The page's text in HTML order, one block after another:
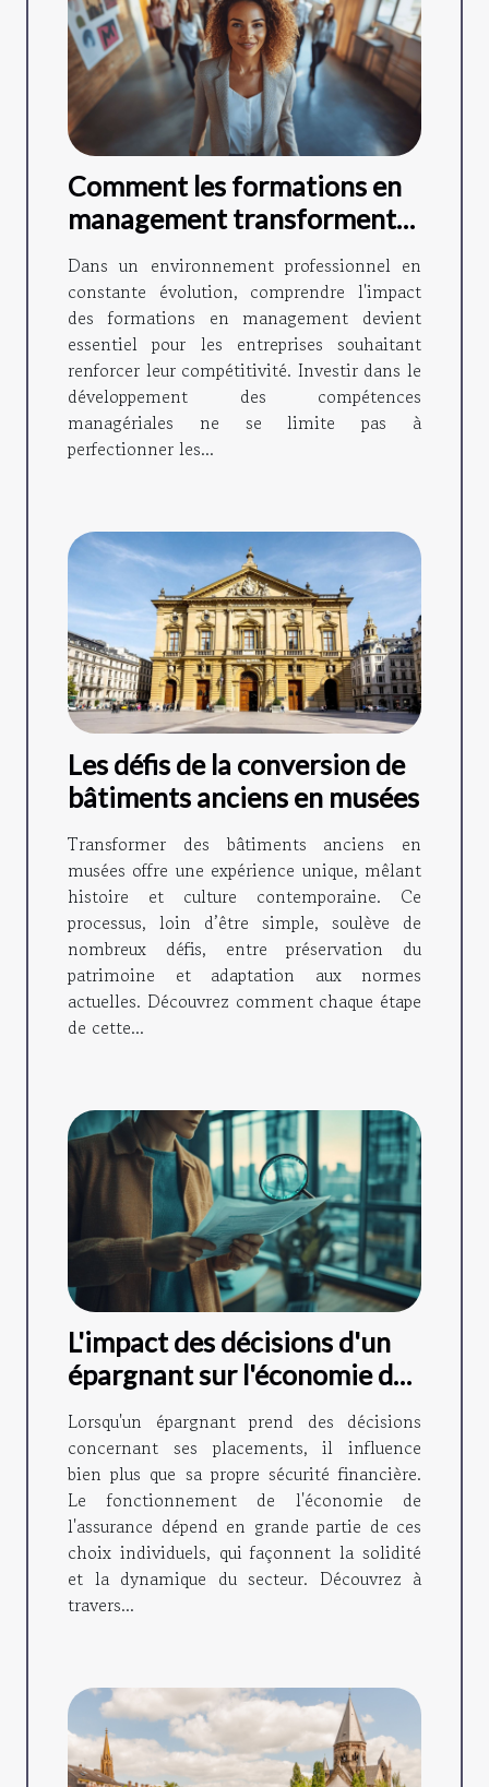
Comment les formations en
management transforment-
elles les entreprises ?
Dans un environnement professionnel en
constante évolution, comprendre l'impact
des formations en management devient
essentiel pour les entreprises souhaitant
renforcer leur compétitivité. Investir dans le
développement des compétences
managériales ne se limite pas à
perfectionner les...
Les défis de la conversion de
bâtiments anciens en musées
Transformer des bâtiments anciens en
musées offre une expérience unique, mêlant
histoire et culture contemporaine. Ce
processus, loin d’être simple, soulève de
nombreux défis, entre préservation du
patrimoine et adaptation aux normes
actuelles. Découvrez comment chaque étape
de cette...
L'impact des décisions d'un
épargnant sur l'économie de
l'assurance
Lorsqu'un épargnant prend des décisions
concernant ses placements, il influence
bien plus que sa propre sécurité financière.
Le fonctionnement de l'économie de
l'assurance dépend en grande partie de ces
choix individuels, qui façonnent la solidité
et la dynamique du secteur. Découvrez à
travers...